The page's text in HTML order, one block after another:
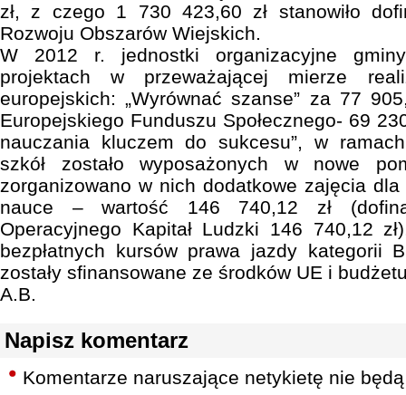
zł, z czego 1 730 423,60 zł stanowiło
Rozwoju Obszarów Wiejskich.
W 2012 r. jednostki organizacyjne
projektach w przeważającej mierze
europejskich: „Wyrównać szanse” za 77
Europejskiego Funduszu Społecznego- 69
nauczania kluczem do sukcesu”, w
szkół zostało wyposażonych w nowe
zorganizowano w nich dodatkowe zajęcia
nauce – wartość 146 740,12 zł
Operacyjnego Kapitał Ludzki 146 740,12
bezpłatnych kursów prawa jazdy
zostały sfinansowane ze środków UE i
A.B.
Napisz komentarz
Komentarze naruszające netykietę nie